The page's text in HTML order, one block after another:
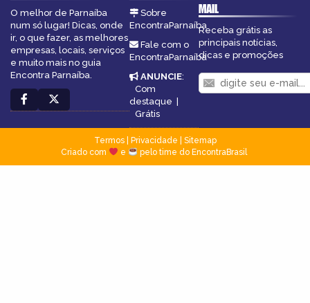
O melhor de Parnaíba
num só lugar! Dicas, onde
ir, o que fazer, as melhores
empresas, locais, serviços
e muito mais no guia
Encontra Parnaíba.
Sobre
EncontraParnaíba
Fale com o
EncontraParnaíba
ANUNCIE:
Com
destaque |
Grátis
MAIL
Receba grátis as
principais notícias,
dicas e promoções
Termos| Privacidade
Sitemap
Criado com
e pelo time do EncontraBrasil